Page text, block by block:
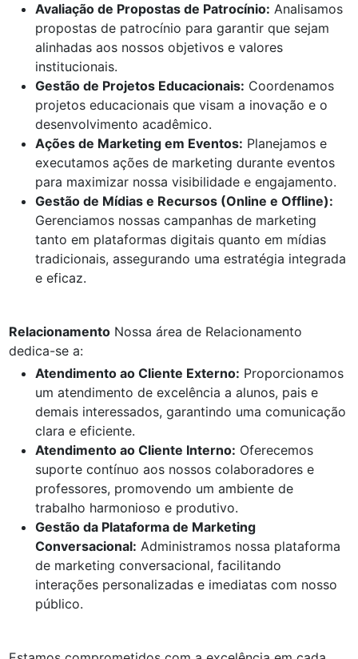
Avaliação de Propostas de Patrocínio: Analisamos
propostas de patrocínio para garantir que sejam
alinhadas aos nossos objetivos e valores
institucionais.
Gestão de Projetos Educacionais: Coordenamos
projetos educacionais que visam a inovação e o
desenvolvimento acadêmico.
Ações de Marketing em Eventos: Planejamos e
executamos ações de marketing durante eventos
para maximizar nossa visibilidade e engajamento.
Gestão de Mídias e Recursos (Online e Offline):
Gerenciamos nossas campanhas de marketing
tanto em plataformas digitais quanto em mídias
tradicionais, assegurando uma estratégia integrada
e eficaz.
Relacionamento Nossa área de Relacionamento
dedica-se a:
Atendimento ao Cliente Externo: Proporcionamos
um atendimento de excelência a alunos, pais e
demais interessados, garantindo uma comunicação
clara e eficiente.
Atendimento ao Cliente Interno: Oferecemos
suporte contínuo aos nossos colaboradores e
professores, promovendo um ambiente de
trabalho harmonioso e produtivo.
Gestão da Plataforma de Marketing
Conversacional: Administramos nossa plataforma
de marketing conversacional, facilitando
interações personalizadas e imediatas com nosso
público.